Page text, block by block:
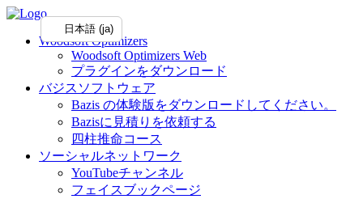
Woodsoft Optimizers
Woodsoft Optimizers Web
プラグインをダウンロード
バジスソフトウェア
Bazis の体験版をダウンロードしてください。
Bazisに見積りを依頼する
四柱推命コース
ソーシャルネットワーク
YouTubeチャンネル
フェイスブックページ
日本語 (ja)